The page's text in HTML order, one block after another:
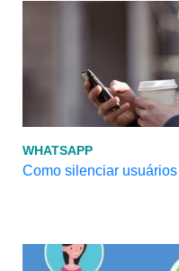
WHATSAPP
Como silenciar